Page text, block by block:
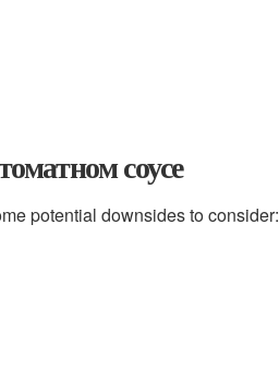
соусе
potential downsides to consider: